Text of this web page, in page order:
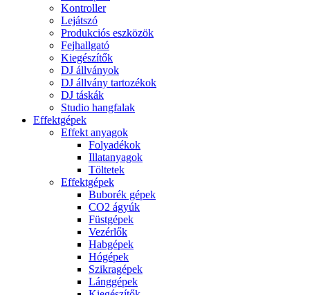
Kontroller
Lejátszó
Produkciós eszközök
Fejhallgató
Kiegészítők
DJ állványok
DJ állvány tartozékok
DJ táskák
Studio hangfalak
Effektgépek
Effekt anyagok
Folyadékok
Illatanyagok
Töltetek
Effektgépek
Buborék gépek
CO2 ágyúk
Füstgépek
Vezérlők
Habgépek
Hógépek
Szikragépek
Lánggépek